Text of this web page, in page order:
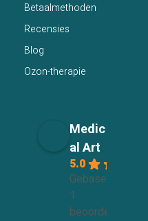
Betaalmethoden
Recensies
Blog
Ozon-therapie
Medic
al Art
5.0
Gebaseerd op
1
beoordelingen